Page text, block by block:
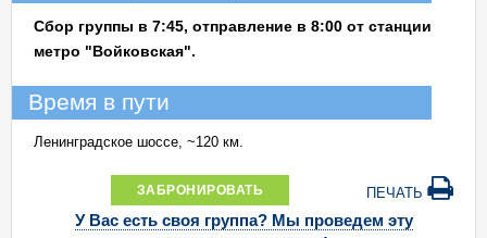
Сбор группы в 7:45, отправление в 8:00 от станции
метро "Войковская".
Время в пути
Ленинградское шоссе, ~120 км.
ЗАБРОНИРОВАТЬ ПЕЧАТЬ
У Вас есть своя группа? Мы проведем эту